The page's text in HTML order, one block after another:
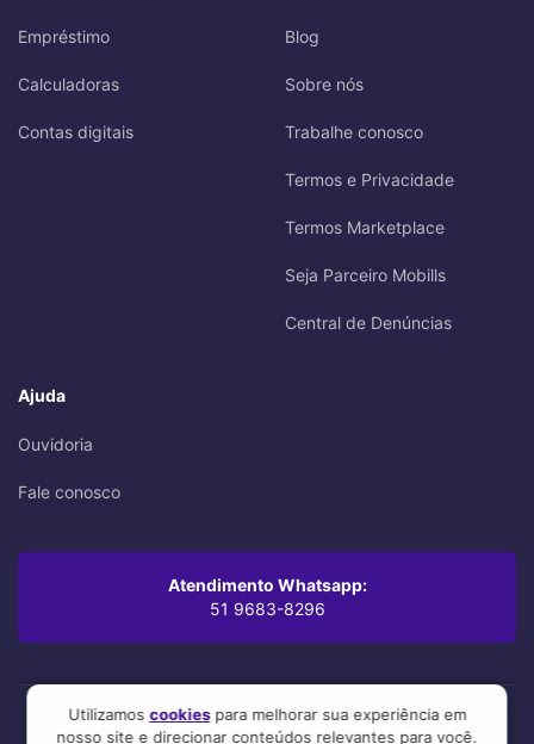
Empréstimo
Calculadoras
Contas digitais
Blog
Sobre nós
Trabalhe conosco
Termos e Privacidade
Termos Marketplace
Seja Parceiro Mobills
Central de Denúncias
Ajuda
Ouvidoria
Fale conosco
Atendimento Whatsapp:
51 9683-8296
Oi! Leu até aqui? Você se preocupa com os mínimos detalhes,
Utilizamos cookiespara melhorar sua experiência em
nosso site e direcionar conteúdos relevantes para você.